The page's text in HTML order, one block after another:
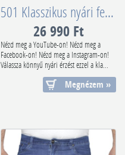
501 Klasszikus nyári fekete (vékony) Twill nadrág
26 990 Ft
Nézd meg a YouTube-on! Nézd meg a
Facebook-on! Nézd meg a Instagram-on!
Válassza könnyű nyári érzést ezzel a kla...
Megnézem »